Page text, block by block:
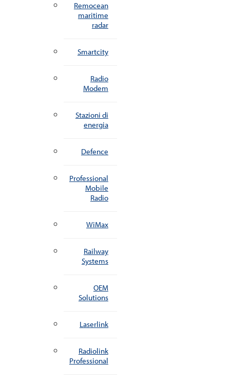
Remocean
maritime
radar
Smartcity
Radio
Modem
Stazioni di
energia
Defence
Professional
Mobile
Radio
WiMax
Railway
Systems
OEM
Solutions
Laserlink
Radiolink
Professional